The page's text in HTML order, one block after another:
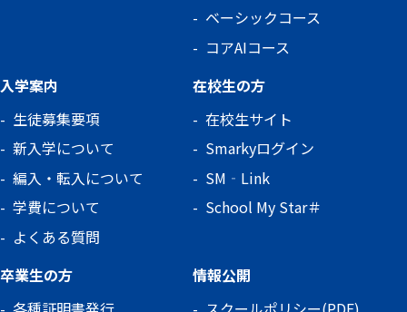
ベーシックコース
コアAIコース
入学案内
生徒募集要項
新入学について
編入・転入について
学費について
よくある質問
在校生の方
在校生サイト
Smarkyログイン
SM‐Link
School My Star＃
卒業生の方
情報公開